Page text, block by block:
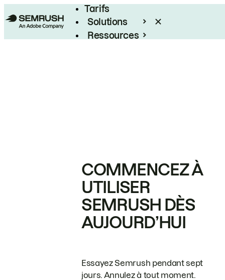
Tarifs
Solutions
Ressources
COMMENCEZ À
UTILISER
SEMRUSH DÈS
AUJOURD’HUI
Essayez Semrush pendant sept
jours. Annulez à tout moment.